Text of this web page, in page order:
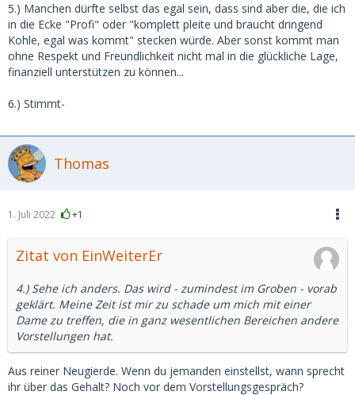
5.) Manchen dürfte selbst das egal sein, dass sind aber die, die ich
in die Ecke "Profi" oder "komplett pleite und braucht dringend
Kohle, egal was kommt" stecken würde. Aber sonst kommt man
ohne Respekt und Freundlichkeit nicht mal in die glückliche Lage,
finanziell unterstützen zu können...
6.) Stimmt-
Thomas
1. Juli 2022 +1
Zitat von EinWeiterEr
4.) Sehe ich anders. Das wird - zumindest im Groben - vorab
geklärt. Meine Zeit ist mir zu schade um mich mit einer
Dame zu treffen, die in ganz wesentlichen Bereichen andere
Vorstellungen hat.
Aus reiner Neugierde. Wenn du jemanden einstellst, wann sprecht
ihr über das Gehalt? Noch vor dem Vorstellungsgespräch?